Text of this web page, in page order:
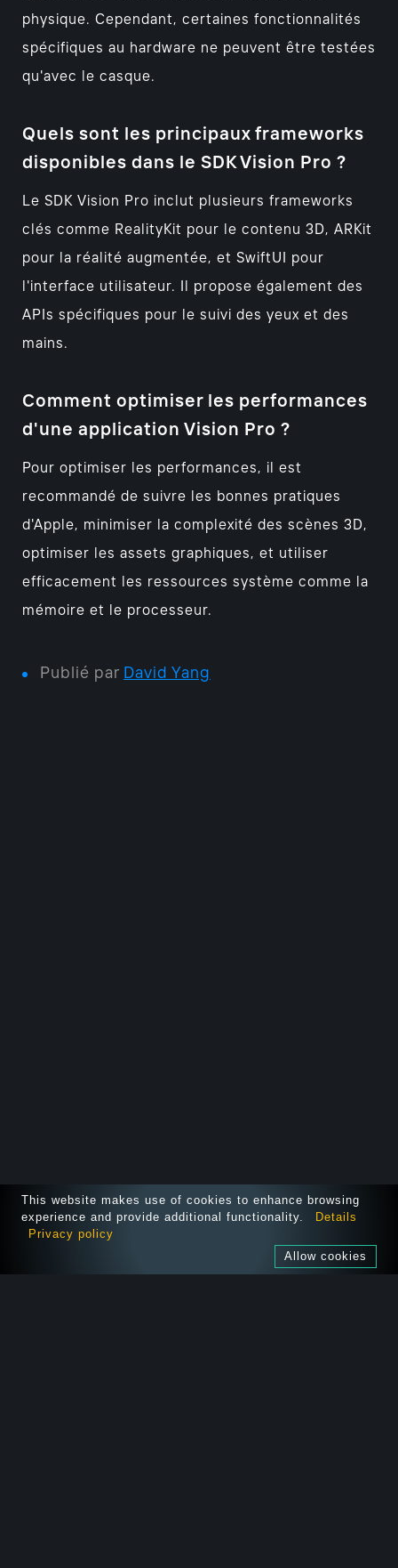
physique. Cependant, certaines fonctionnalités
spécifiques au hardware ne peuvent être testées
qu'avec le casque.
Quels sont les principaux frameworks
disponibles dans le SDK Vision Pro ?
Le SDK Vision Pro inclut plusieurs frameworks
clés comme RealityKit pour le contenu 3D, ARKit
pour la réalité augmentée, et SwiftUI pour
l'interface utilisateur. Il propose également des
APIs spécifiques pour le suivi des yeux et des
mains.
Comment optimiser les performances
d'une application Vision Pro ?
Pour optimiser les performances, il est
recommandé de suivre les bonnes pratiques
d'Apple, minimiser la complexité des scènes 3D,
optimiser les assets graphiques, et utiliser
efficacement les ressources système comme la
mémoire et le processeur.
Publié par David Yang
This website makes use of cookies to enhance browsing
experience and provide additional functionality.
Details
Privacy policy
Allow cookies